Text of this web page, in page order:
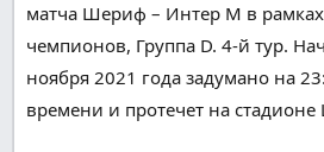
матча Шериф – Интер М в
чемпионов, Группа D. 4-й тур.
ноября 2021 года задумано на
времени и протечет на